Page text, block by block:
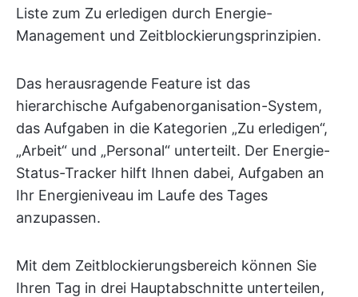
Liste zum Zu erledigen durch Energie-
Management und Zeitblockierungsprinzipien.
Das herausragende Feature ist das
hierarchische Aufgabenorganisation-System,
das Aufgaben in die Kategorien „Zu erledigen“,
„Arbeit“ und „Personal“ unterteilt. Der Energie-
Status-Tracker hilft Ihnen dabei, Aufgaben an
Ihr Energieniveau im Laufe des Tages
anzupassen.
Mit dem Zeitblockierungsbereich können Sie
Ihren Tag in drei Hauptabschnitte unterteilen,